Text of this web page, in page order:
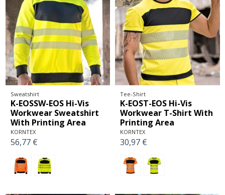
Sweatshirt
K-EOSSW-EOS Hi-Vis
Workwear Sweatshirt
With Printing Area
KORNTEX
56,77 €
Tee-Shirt
K-EOST-EOS Hi-Vis
Workwear T-Shirt With
Printing Area
KORNTEX
30,97 €